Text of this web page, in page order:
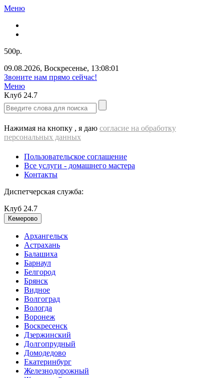
Меню
500р.
09.08.2026, Воскресенье, 13:08:01
Звоните нам прямо сейчас!
Меню
Клуб 24.7
Нажимая на кнопку , я даю согласие на обработку
персональных данных
Пользовательское соглашение
Все услуги - домашнего мастера
Контакты
Диспетчерская служба:
Клуб 24.7
Кемерово
Архангельск
Астрахань
Балашиха
Барнаул
Белгород
Брянск
Видное
Волгоград
Вологда
Воронеж
Воскресенск
Дзержинский
Долгопрудный
Домодедово
Екатеринбург
Железнодорожный